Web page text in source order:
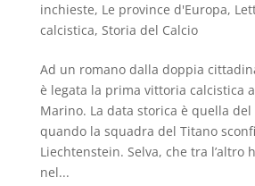
inchieste, Le province d'Europa,
calcistica, Storia del Calcio
Ad un romano dalla doppia
è legata la prima vittoria calcistica
Marino. La data storica è quella del
quando la squadra del Titano
Liechtenstein. Selva, che tra l’altro
nel...